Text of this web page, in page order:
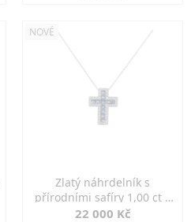
NOVÉ
Zlatý náhrdelník s
přírodními safíry 1,00 ct a
diamanty
22 000 Kč